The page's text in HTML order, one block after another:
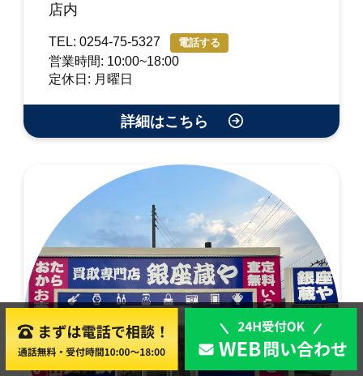
店内
TEL: 0254-75-5327 電話する
営業時間: 10:00~18:00
定休日: 月曜日
詳細はこちら